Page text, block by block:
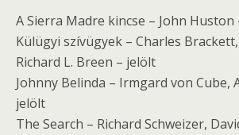
A Sierra Madre kincse – John Huston
Külügyi szívügyek – Charles
Richard L. Breen – jelölt
Johnny Belinda – Irmgard von Cube,
jelölt
The Search – Richard Schweizer,